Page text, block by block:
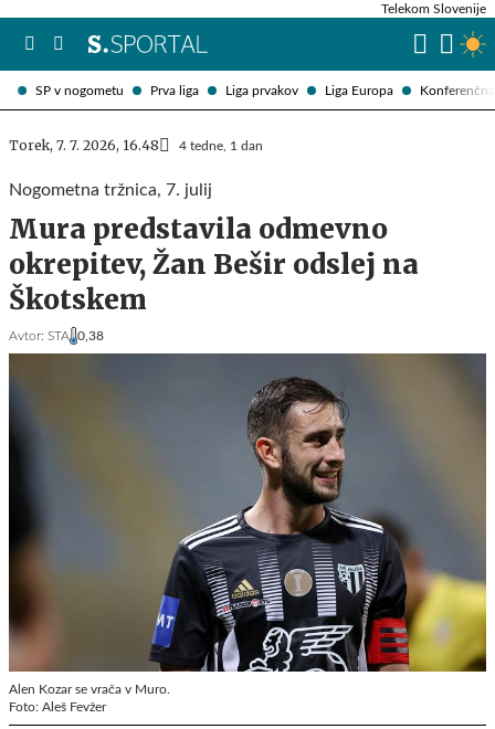
SP v nogometu Prva liga Liga prvakov Liga Europa
Telekom Slovenije
Torek, 7. 7. 2026, 16.48 4 tedne, 1 dan
Nogometna tržnica, 7. julij
Mura predstavila odmevno
okrepitev, Žan Bešir odslej na
Škotskem
Avtor: STA 0,38
Alen Kozar se vrača v Muro.
Foto: Aleš Fevžer